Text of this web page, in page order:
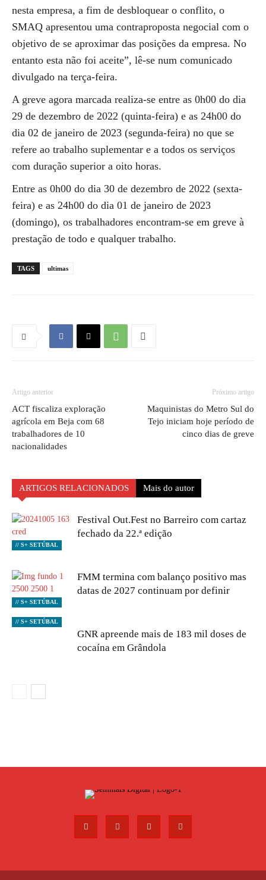
nesta empresa, a fim de desbloquear o conflito, o
SMAQ apresentou uma contraproposta negocial com o
objetivo de se aproximar das posições da empresa. No
entanto esta não foi aceite”, lê-se num comunicado
divulgado na terça-feira.
A greve agora marcada realiza-se entre as 0h00 do dia
29 de dezembro de 2022 (quinta-feira) e as 24h00 do
dia 02 de janeiro de 2023 (segunda-feira) no que se
refere ao trabalho suplementar e a todos os serviços
com duração superior a oito horas.
Entre as 0h00 do dia 30 de dezembro de 2022 (sexta-
feira) e as 24h00 do dia 01 de janeiro de 2023
(domingo), os trabalhadores encontram-se em greve à
prestação de todo e qualquer trabalho.
TAGS ultimas
Artigo anterior
ACT fiscaliza exploração
agrícola em Beja com 68
trabalhadores de 10
nacionalidades
Próximo artigo
Maquinistas do Metro Sul do
Tejo iniciam hoje período de
cinco dias de greve
ARTIGOS RELACIONADOS Mais do autor
// S+ SETÚBAL
Festival Out.Fest no Barreiro com cartaz
fechado da 22.ª edição
// S+ SETÚBAL
FMM termina com balanço positivo mas
datas de 2027 continuam por definir
// S+ SETÚBAL
GNR apreende mais de 183 mil doses de
cocaína em Grândola